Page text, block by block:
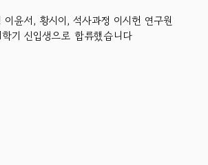
윤서, 황시이, 석사과정 이시헌 연구원
기 신입생으로 합류했습니다